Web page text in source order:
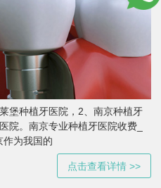
堡种植牙医院，2、南京种植牙
院。南京专业种植牙医院收费_
作为我国的
点击查看详情 >>